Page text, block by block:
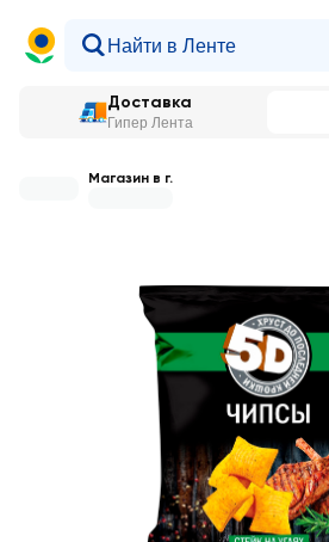
Доставка
Гипер Лента
Магазин в г.